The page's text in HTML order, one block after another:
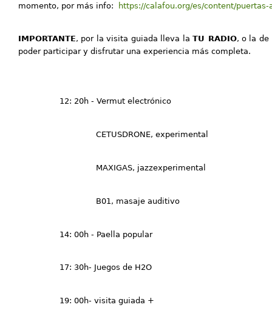
momento, por más info:
https://calafou.org/es/content/puertas-
IMPORTANTE, por la visita guiada lleva laTU RADIO, o la de
poder participar y disfrutar una experiencia más completa.
12: 20h - Vermut electrónico
CETUSDRONE, experimental
MAXIGAS, jazzexperimental
B01, masaje auditivo
14: 00h - Paella popular
17: 30h- Juegos de H2O
19: 00h- visita guiada +